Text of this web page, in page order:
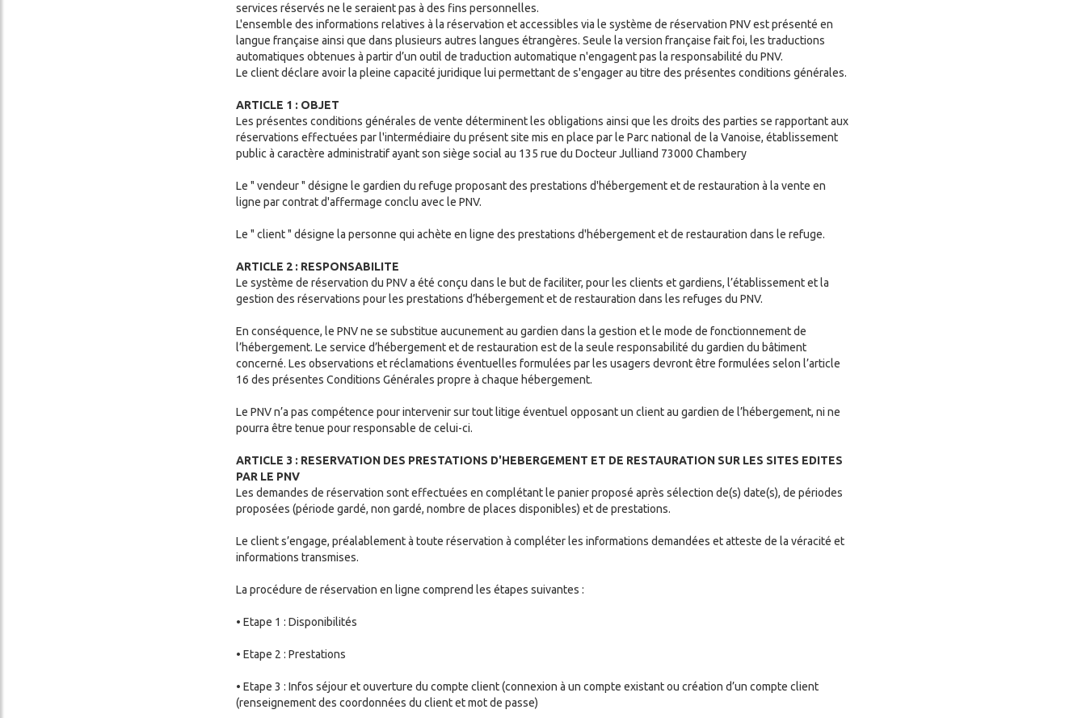
services réservés ne le seraient pas à des fins personnelles.
L'ensemble des informations relatives à la réservation et accessibles via le système de réservation PNV est présenté en
langue française ainsi que dans plusieurs autres langues étrangères. Seule la version française fait foi, les traductions
automatiques obtenues à partir d’un outil de traduction automatique n'engagent pas la responsabilité du PNV.
Le client déclare avoir la pleine capacité juridique lui permettant de s'engager au titre des présentes conditions générales.
ARTICLE 1 : OBJET
Les présentes conditions générales de vente déterminent les obligations ainsi que les droits des parties se rapportant aux
réservations effectuées par l'intermédiaire du présent site mis en place par le Parc national de la Vanoise, établissement
public à caractère administratif ayant son siège social au 135 rue du Docteur Julliand 73000 Chambery
Le " vendeur " désigne le gardien du refuge proposant des prestations d'hébergement et de restauration à la vente en
ligne par contrat d'affermage conclu avec le PNV.
Le " client " désigne la personne qui achète en ligne des prestations d'hébergement et de restauration dans le refuge.
ARTICLE 2 : RESPONSABILITE
Le système de réservation du PNV a été conçu dans le but de faciliter, pour les clients et gardiens, l’établissement et la
gestion des réservations pour les prestations d’hébergement et de restauration dans les refuges du PNV.
En conséquence, le PNV ne se substitue aucunement au gardien dans la gestion et le mode de fonctionnement de
l’hébergement. Le service d’hébergement et de restauration est de la seule responsabilité du gardien du bâtiment
concerné. Les observations et réclamations éventuelles formulées par les usagers devront être formulées selon l’article
16 des présentes Conditions Générales propre à chaque hébergement.
Le PNV n’a pas compétence pour intervenir sur tout litige éventuel opposant un client au gardien de l’hébergement, ni ne
pourra être tenue pour responsable de celui-ci.
ARTICLE 3 : RESERVATION DES PRESTATIONS D'HEBERGEMENT ET DE RESTAURATION SUR LES SITES EDITES
PAR LE PNV
Les demandes de réservation sont effectuées en complétant le panier proposé après sélection de(s) date(s), de périodes
proposées (période gardé, non gardé, nombre de places disponibles) et de prestations.
Le client s’engage, préalablement à toute réservation à compléter les informations demandées et atteste de la véracité et
informations transmises.
La procédure de réservation en ligne comprend les étapes suivantes :
• Etape 1 : Disponibilités
• Etape 2 : Prestations
• Etape 3 : Infos séjour et ouverture du compte client (connexion à un compte existant ou création d’un compte client
(renseignement des coordonnées du client et mot de passe)